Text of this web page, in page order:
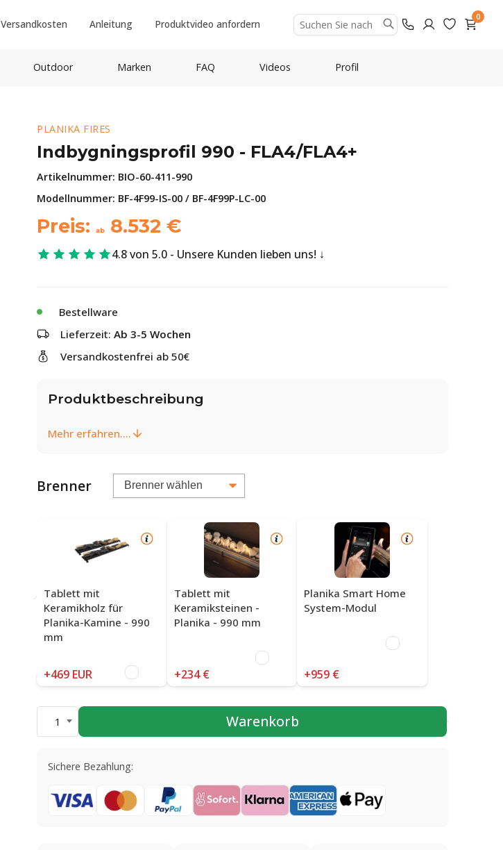
Versandkosten Anleitung Produktvideo anfordern
0
Outdoor Marken FAQ Videos Profil
PLANIKA FIRES
Indbygningsprofil 990 - FLA4/FLA4+
Artikelnummer: BIO-60-411-990
Modellnummer: BF-4F99-IS-00 / BF-4F99P-LC-00
Preis: ab 8.532 €
4.8 von 5.0 - Unsere Kunden lieben uns!
Bestellware
Lieferzeit: Ab 3-5 Wochen
Versandkostenfrei ab 50€
Produktbeschreibung
Mehr erfahren....
Brenner
Tablett mit
Keramikholz für
Planika-Kamine - 990
mm
+469 EUR
Tablett mit
Keramiksteinen -
Planika - 990 mm
+234 €
Planika Smart Home
System-Modul
+959 €
1 Warenkorb
Sichere Bezahlung: